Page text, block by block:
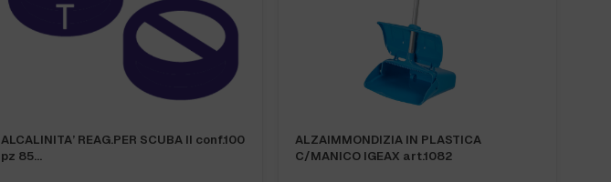
ALCALINITA’ REAG.PER SCUBA II conf.100
pz 85…
ALZAIMMONDIZIA IN PLASTICA
C/MANICO IGEAX art.1082